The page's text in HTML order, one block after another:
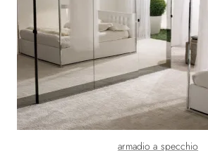
armadio a specchio